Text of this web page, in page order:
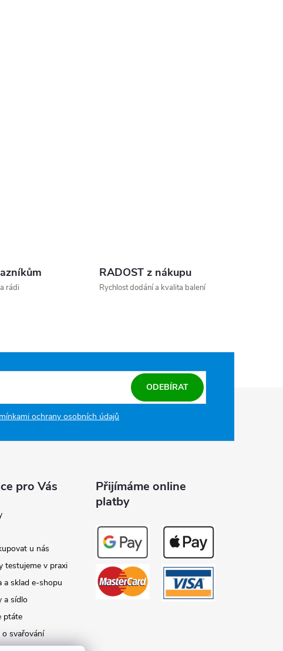
rádi
RADOST z nákupu
Rychlost dodání a kvalita balení
ochrany osobních údajů
ODEBÍRAT
pro Vás
u nás
testujeme v praxi
a sklad e-shopu
a sídlo
ptáte
o svařování
Přijímáme online
platby